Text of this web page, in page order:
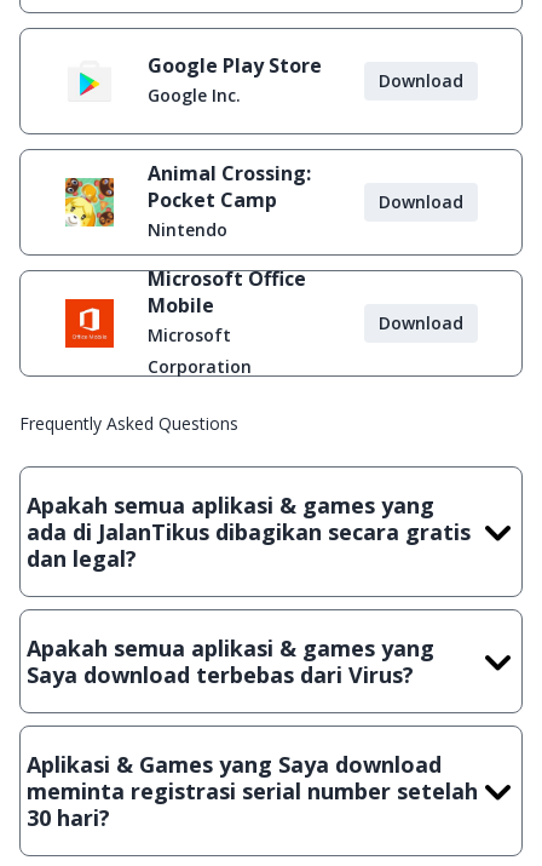
Google Play Store
Google Inc.
Download
Animal Crossing:
Pocket Camp
Nintendo
Download
Microsoft Office
Mobile
Microsoft
Corporation
Download
Frequently Asked Questions
Apakah semua aplikasi & games yang
ada di JalanTikus dibagikan secara gratis
dan legal?
Ya, JalanTikus hanya membagikan aplikasi & games yang
crack, patch atau semacamnya.
Apakah semua aplikasi & games yang
Saya download terbebas dari Virus?
Ya, JalanTikus selalu melakukan scanning dengan 3 jenis
suatu aplikasi atau games, sehingga bisa dijamin 100%
terbebas dari virus.
Aplikasi & Games yang Saya download
meminta registrasi serial number setelah
30 hari?